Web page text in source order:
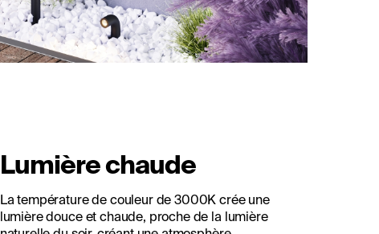
Lumière chaude
La température de couleur de 3000K crée une
lumière douce et chaude, proche de la lumière